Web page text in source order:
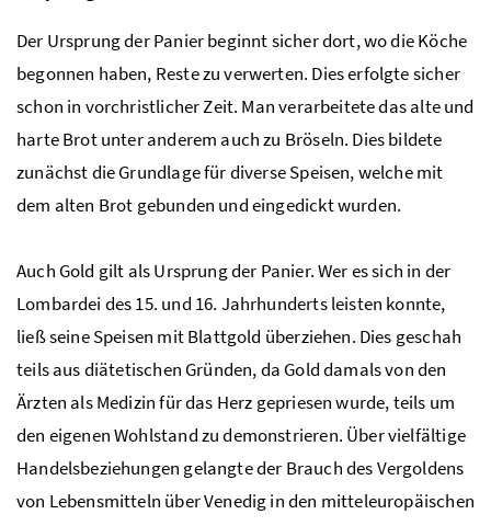
Der Ursprung der Panier beginnt sicher dort, wo die Köche
begonnen haben, Reste zu verwerten. Dies erfolgte sicher
schon in vorchristlicher Zeit. Man verarbeitete das alte und
harte Brot unter anderem auch zu Bröseln. Dies bildete
zunächst die Grundlage für diverse Speisen, welche mit
dem alten Brot gebunden und eingedickt wurden.
Auch Gold gilt als Ursprung der Panier. Wer es sich in der
Lombardei des 15. und 16. Jahrhunderts leisten konnte,
ließ seine Speisen mit Blattgold überziehen. Dies geschah
teils aus diätetischen Gründen, da Gold damals von den
Ärzten als Medizin für das Herz gepriesen wurde, teils um
den eigenen Wohlstand zu demonstrieren. Über vielfältige
Handelsbeziehungen gelangte der Brauch des Vergoldens
von Lebensmitteln über Venedig in den mitteleuropäischen